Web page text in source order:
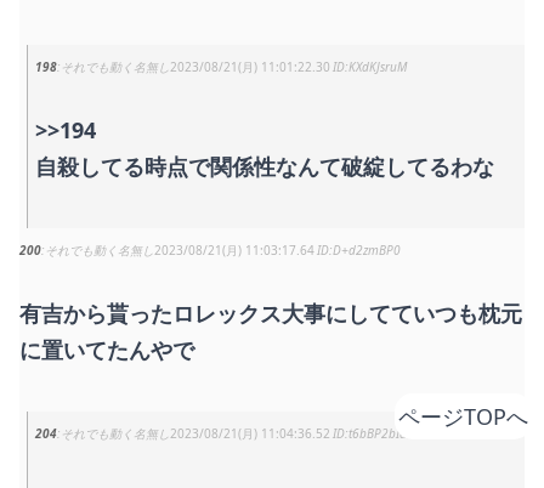
198 それでも動く名無し2023/08/21(月) 11:01:22.30 KXdKJsruM
>>194
自殺してる時点で関係性なんて破綻してるわな
200 それでも動く名無し2023/08/21(月) 11:03:17.64 D+d2zmBP0
有吉から貰ったロレックス大事にしてていつも枕元
に置いてたんやで
204 それでも動く名無し2023/08/21(月) 11:04:36.52 t6bBP2bIa
ページTOPへ